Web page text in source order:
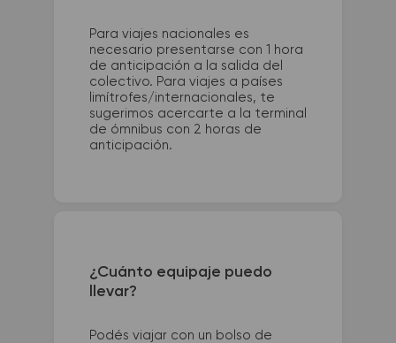
Para viajes nacionales es
necesario presentarse con 1 hora
de anticipación a la salida del
colectivo. Para viajes a países
limítrofes/internacionales, te
sugerimos acercarte a la terminal
de ómnibus con 2 horas de
anticipación.
¿Cuánto equipaje puedo
llevar?
Podés viajar con un bolso de